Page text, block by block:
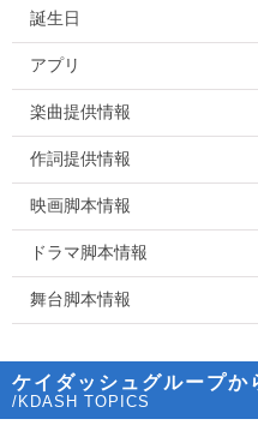
誕生日
アプリ
楽曲提供情報
作詞提供情報
映画脚本情報
ドラマ脚本情報
舞台脚本情報
ケイダッシュグループか
/KDASH TOPICS